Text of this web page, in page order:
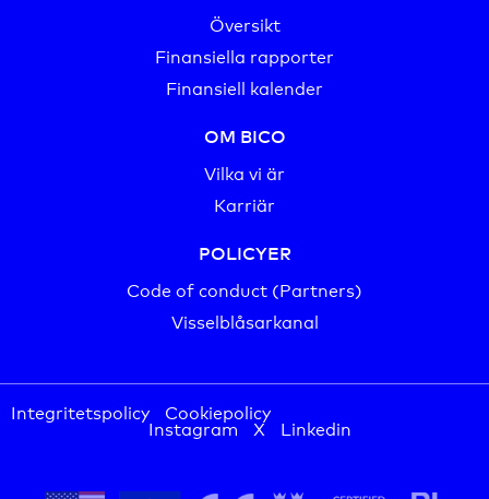
Översikt
Finansiella rapporter
Finansiell kalender
OM BICO
Vilka vi är
Karriär
POLICYER
Code of conduct (Partners)
Visselblåsarkanal
Integritetspolicy Cookiepolicy
Instagram X Linkedin